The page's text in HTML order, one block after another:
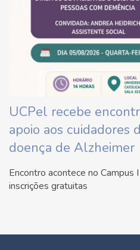
UCPel recebe
apoio aos cuidadores
doença de Alzheimer
Encontro acontece no Campus
inscrições gratuitas